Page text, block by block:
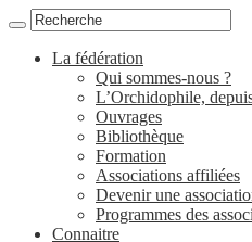
La fédération
Qui sommes-nous ?
L’Orchidophile,
Ouvrages
Bibliothèque
Formation
Associations affiliées
Devenir une
Programmes des
Connaitre